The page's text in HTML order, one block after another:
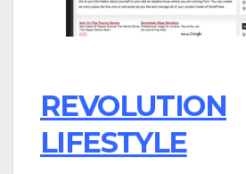
REVOLUTION
LIFESTYLE